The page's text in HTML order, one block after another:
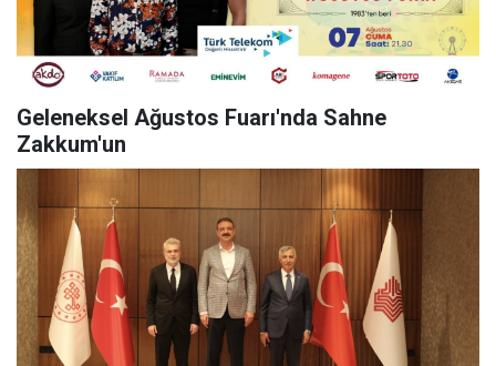
Geleneksel Ağustos Fuarı'nda Sahne
Zakkum'un